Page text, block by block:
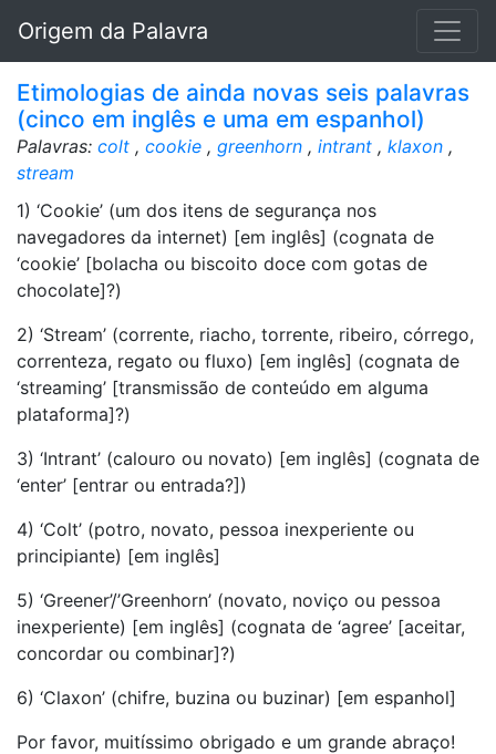
Origem da Palavra
Etimologias de ainda novas seis palavras
(cinco em inglês e uma em espanhol)
Palavras: colt , cookie , greenhorn , intrant , klaxon ,
stream
1) ‘Cookie’ (um dos itens de segurança nos
navegadores da internet) [em inglês] (cognata de
‘cookie’ [bolacha ou biscoito doce com gotas de
chocolate]?)
2) ‘Stream’ (corrente, riacho, torrente, ribeiro, córrego,
correnteza, regato ou fluxo) [em inglês] (cognata de
‘streaming’ [transmissão de conteúdo em alguma
plataforma]?)
3) ‘Intrant’ (calouro ou novato) [em inglês] (cognata de
‘enter’ [entrar ou entrada?])
4) ‘Colt’ (potro, novato, pessoa inexperiente ou
principiante) [em inglês]
5) ‘Greener’/’Greenhorn’ (novato, noviço ou pessoa
inexperiente) [em inglês] (cognata de ‘agree’ [aceitar,
concordar ou combinar]?)
6) ‘Claxon’ (chifre, buzina ou buzinar) [em espanhol]
Por favor, muitíssimo obrigado e um grande abraço!